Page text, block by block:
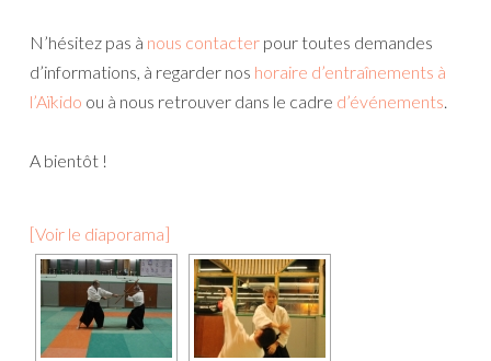
N’hésitez pas à nous contacter pour toutes demandes
d’informations, à regarder nos horaire d’entraînements à
l’Aïkido ou à nous retrouver dans le cadre d’événements.
A bientôt !
[Voir le diaporama]